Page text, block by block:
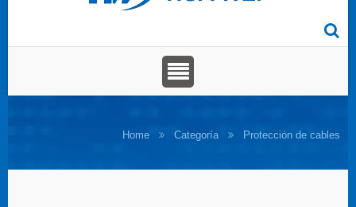
Home Categoría Protección de cables